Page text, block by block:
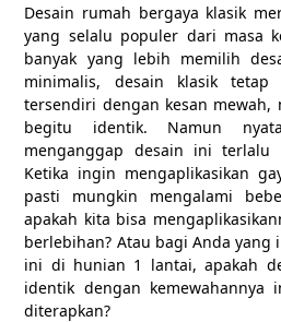
Desain rumah bergaya klasik
yang selalu populer dari masa
banyak yang lebih memilih
minimalis, desain klasik tetap
tersendiri dengan kesan mewah,
begitu identik. Namun
menganggap desain ini terlalu
Ketika ingin mengaplikasikan
pasti mungkin mengalami
apakah kita bisa
berlebihan? Atau bagi Anda yang
ini di hunian 1 lantai, apakah
identik dengan kemewahannya
diterapkan?